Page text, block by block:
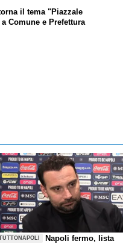
il tema "Piazzale
Comune e Prefettura
Napoli fermo, lista